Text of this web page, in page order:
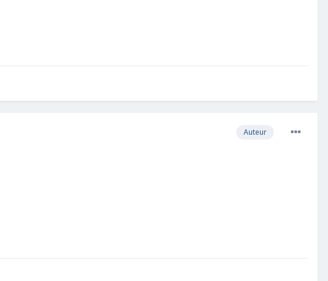
Auteur